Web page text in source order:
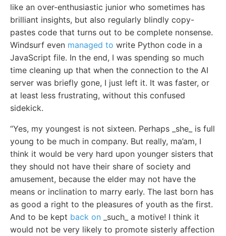
like an over-enthusiastic junior who sometimes has
brilliant insights, but also regularly blindly copy-
pastes code that turns out to be complete nonsense.
Windsurf even managed to write Python code in a
JavaScript file. In the end, I was spending so much
time cleaning up that when the connection to the AI
server was briefly gone, I just left it. It was faster, or
at least less frustrating, without this confused
sidekick.
“Yes, my youngest is not sixteen. Perhaps _she_ is full
young to be much in company. But really, ma’am, I
think it would be very hard upon younger sisters that
they should not have their share of society and
amusement, because the elder may not have the
means or inclination to marry early. The last born has
as good a right to the pleasures of youth as the first.
And to be kept back on _such_ a motive! I think it
would not be very likely to promote sisterly affection